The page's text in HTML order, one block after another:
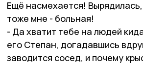
Ещё насмехается!
тоже мне - больная!
- Да хватит тебе на людей
его Степан, догадавшись
заводится сосед, и почему